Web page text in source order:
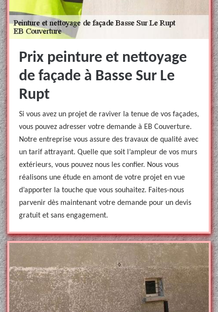
Prix peinture et nettoyage
de façade à Basse Sur Le
Rupt
Si vous avez un projet de raviver la tenue de vos façades,
vous pouvez adresser votre demande à EB Couverture.
Notre entreprise vous assure des travaux de qualité avec
un tarif attrayant. Quelle que soit l’ampleur de vos murs
extérieurs, vous pouvez nous les confier. Nous vous
réalisons une étude en amont de votre projet en vue
d’apporter la touche que vous souhaitez. Faites-nous
parvenir dès maintenant votre demande pour un devis
gratuit et sans engagement.